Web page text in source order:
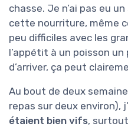
chasse. Je n’ai pas eu
cette nourriture, même
peu difficiles avec les
l’appétit à un poisson
d’arriver, ça peut
Au bout de deux
repas sur deux environ),
étaient bien vifs,